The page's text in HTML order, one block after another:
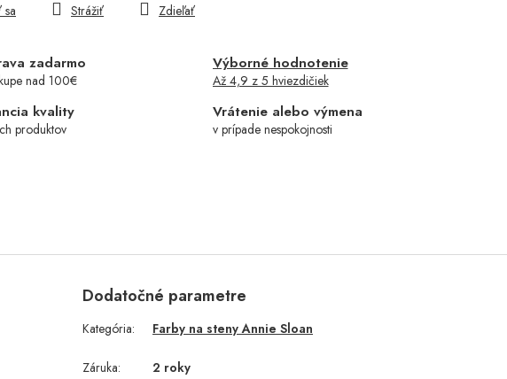
zadarmo
nad 100€
Výborné hodnotenie
Až 4,9 z 5 hviezdičiek
kvality
produktov
Vrátenie alebo výmena
v prípade nespokojnosti
sa Strážiť Zdieľať
Dodatočné parametre
Kategória: Farby na steny Annie Sloan
Záruka: 2 roky